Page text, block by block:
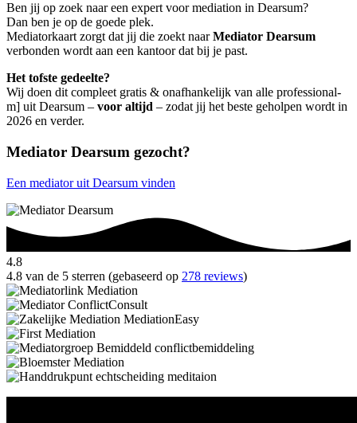
Ben jij op zoek naar een expert voor mediation in Dearsum?
Dan ben je op de goede plek.
Mediatorkaart zorgt dat jij die zoekt naarMediator Dearsum
verbonden wordt aan een kantoor dat bij je past.
Het tofste gedeelte?
Wij doen dit compleet gratis & onafhankelijk van alle professional-
m] uit Dearsum – voor altijd – zodat jij het beste geholpen wordt in
2026 en verder.
Mediator Dearsum gezocht?
Een mediator uit Dearsum vinden
4.8
4.8 van de 5 sterren (gebaseerd op 278 reviews)